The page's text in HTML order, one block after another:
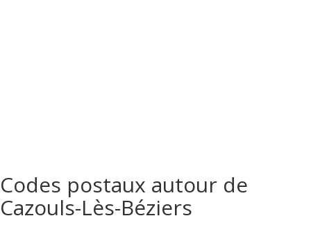
Codes postaux autour de
Cazouls-Lès-Béziers